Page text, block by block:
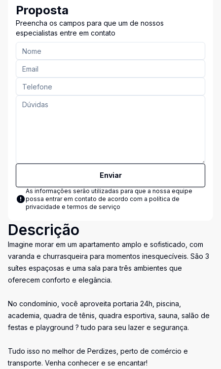
Proposta
Preencha os campos para que um de nossos
especialistas entre em contato
Enviar
As informações serão utilizadas para que a nossa equipe
possa entrar em contato de acordo com a política de
privacidade e termos de serviço
Descrição
Imagine morar em um apartamento amplo e sofisticado, com
varanda e churrasqueira para momentos inesquecíveis. São 3
suítes espaçosas e uma sala para três ambientes que
oferecem conforto e elegância.
No condomínio, você aproveita portaria 24h, piscina,
academia, quadra de tênis, quadra esportiva, sauna, salão de
festas e playground ? tudo para seu lazer e segurança.
Tudo isso no melhor de Perdizes, perto de comércio e
transporte. Venha conhecer e se encantar!